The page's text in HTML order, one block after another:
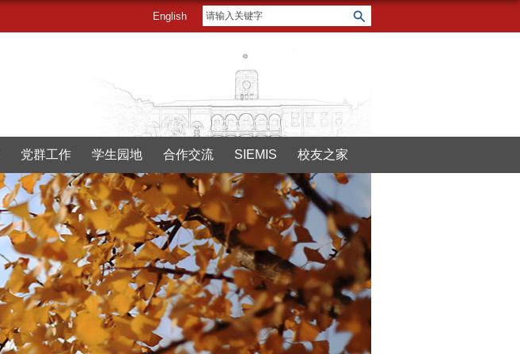
English
党群工作 学生园地 合作交流 SIEMIS 校友之家